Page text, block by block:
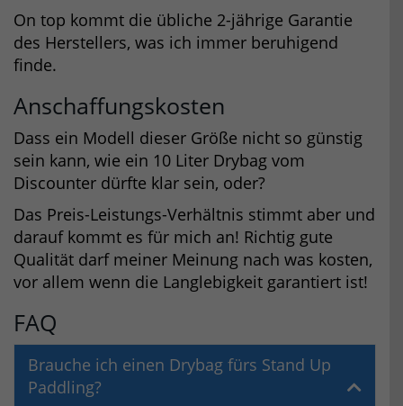
On top kommt die übliche 2-jährige Garantie
des Herstellers, was ich immer beruhigend
finde.
Anschaffungskosten
Dass ein Modell dieser Größe nicht so günstig
sein kann, wie ein 10 Liter Drybag vom
Discounter dürfte klar sein, oder?
Das Preis-Leistungs-Verhältnis stimmt aber und
darauf kommt es für mich an! Richtig gute
Qualität darf meiner Meinung nach was kosten,
vor allem wenn die Langlebigkeit garantiert ist!
FAQ
Brauche ich einen Drybag fürs Stand Up
Paddling?